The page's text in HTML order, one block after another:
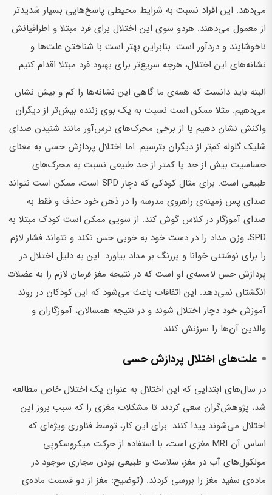
می‌دهد. این افراد نسبت به شرایط محیطی پاسخ‌هایی بسیار شدیدتر
از معمول می‌دهند. هردو سوی این اختلال برای فرد مبتلا و اطرافیانش
ناخوشایند و دردآور است. بنابراین بهتر است با شناختن علت‌ها و
نشانه‌های این اختلال، هرچه سریع‌تر برای بهبود فرد مبتلا اقدام کنیم.
البته باید دانست که همه‌ی ما گاهی این نشانه‌ها را کم و بیش نشان
می‌دهیم. مثلا ممکن است نسبت به یک بوی زننده بیش‌تر از دیگران
واکنش نشان دهیم یا از برخی محرک‌های ترس‌آور مانند شنیدن صدای
شلیک گلوله کم‌تر از دیگران بترسیم. اما اختلال پردازش حسی به معنای
حساسیت بیش از حد یا کمتر از حد طبیعی نسبت به محرک‌های
طبیعی است. برای مثال کودکی که دچار SPD است، ممکن است نتواند
صدای پس زمینه‌ی راهروی مدرسه را در ذهن خود حذف و فقط به
صدای آموزگار در کلاس گوش کند. از سویی ممکن است کودک مبتلا به
SPD، وزن مداد را در دست خود به خوبی حس نکند و نتواند فشار لازم
را برای نوشتنی خوانا و پررنگ بر مداد بیاورد. این به دلیل اختلال در
پردازش حس لامسه‌ی او است که در نتیجه مغز فرمان لازم را به عضلات
انگشتان نمی‌دهد. این اتفاقات باعث می‌شود که این کودکان در روند
آموزش خود دچار اختلال شوند و در نتیجه همسالان، آموزگاران و
والدین آن‌ها را سرزنش کنند.
علت‌های اختلال پردازش حسی
در سال‌های ابتدایی که این اختلال به عنوان یک اختلال خاص مطالعه
شد، پژوهش‌گران سعی کردند تا مشکلات مغزی را که سبب بروز این
اختلال می‌شوند پیدا کنند. برای این کار، توسط فناوری ویژه‌ای که
اساس آن MRI مغزی است، با استفاده از حرکت میکروسکوپی
مولکول‌های آب در مغز، سلامت و طبیعی بودن مجاری موجود در
ماده‌ی سفید مغز را بررسی کردند. (توضیح: مغز از دو قسمت ماده‌ی